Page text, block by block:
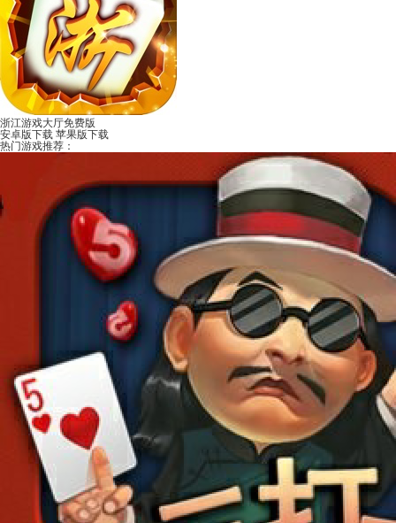
浙江游戏大厅免费版
安卓版下载 苹果版下载
热门游戏推荐：